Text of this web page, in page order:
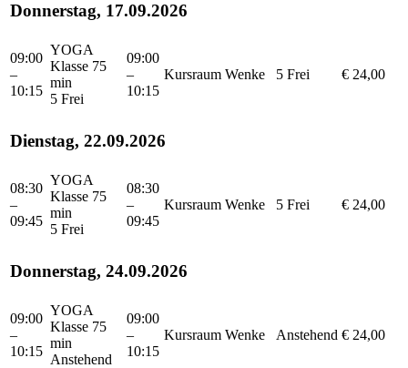
Donnerstag, 17.09.2026
09:00
–
10:15
YOGA
Klasse 75
min
5 Frei
09:00
–
10:15
Kursraum Wenke 5 Frei € 24,00
Dienstag, 22.09.2026
08:30
–
09:45
YOGA
Klasse 75
min
5 Frei
08:30
–
09:45
Kursraum Wenke 5 Frei € 24,00
Donnerstag, 24.09.2026
09:00
–
10:15
YOGA
Klasse 75
min
Anstehend
09:00
–
10:15
Kursraum Wenke Anstehend € 24,00